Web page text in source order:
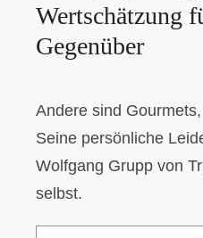
Wertschätzung
Gegenüber
Andere sind
Seine persönliche
Wolfgang Grupp von
selbst.